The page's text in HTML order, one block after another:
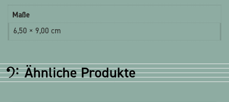
Maße
6,50 × 9,00 cm
Ähnliche Produkte